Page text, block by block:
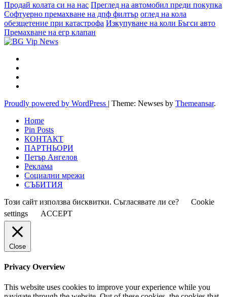
Продай колата си на нас Преглед на автомобил преди покупка
Софтуерно премахване на дпф филтър оглед на кола
обезщетение при катастрофа Изкупуване на коли Бъгси авто
Премахване на егр клапан
Proudly powered by WordPress | Theme: Newses by Themeansar.
Home
Pin Posts
КОНТАКТ
ПАРТНЬОРИ
Петър Ангелов
Реклама
Социални мрежи
СЪБИТИЯ
Този сайт използва бисквитки. Съгласявате ли се?
Cookie
settings
ACCEPT
Close
Privacy Overview
This website uses cookies to improve your experience while you